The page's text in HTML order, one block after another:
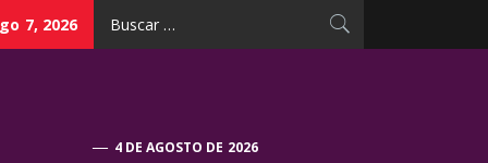
7, 2026
4 DE AGOSTO DE 2026